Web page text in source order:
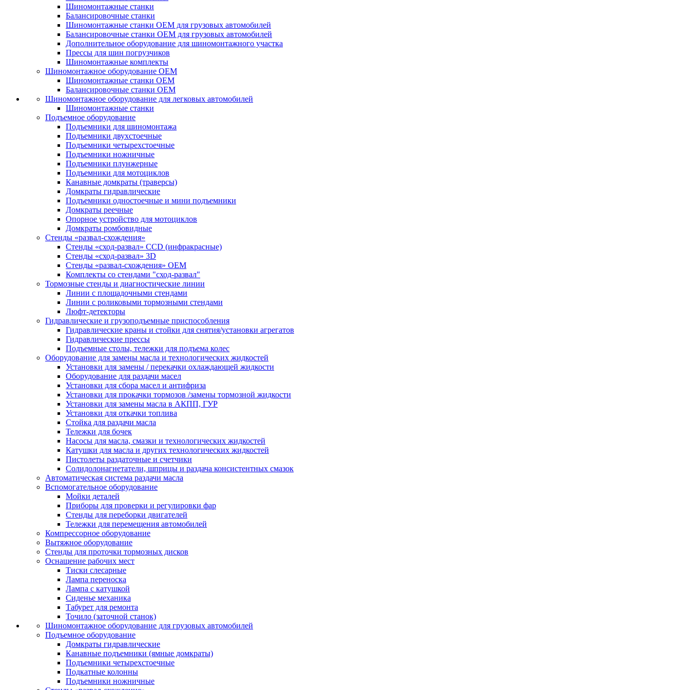
Шиномонтажные станки
Балансировочные станки
Шиномонтажные станки ОЕМ для грузовых автомобилей
Балансировочные станки ОЕМ для грузовых автомобилей
Дополнительное оборудование для шиномонтажного участка
Прессы для шин погрузчиков
Шиномонтажные комплекты
Шиномонтажное оборудование ОЕМ
Шиномонтажные станки ОЕМ
Балансировочные станки ОЕМ
Шиномонтажное оборудование для легковых автомобилей
Шиномонтажные станки
Подъемное оборудование
Подъемники для шиномонтажа
Подъемники двухстоечные
Подъемники четырехстоечные
Подъемники ножничные
Подъемники плунжерные
Подъемники для мотоциклов
Канавные домкраты (траверсы)
Домкраты гидравлические
Подъемники одностоечные и мини подъемники
Домкраты реечные
Опорное устройство для мотоциклов
Домкраты ромбовидные
Стенды «развал-схождения»
Стенды «сход-развал» CCD (инфракрасные)
Стенды «сход-развал» 3D
Стенды «развал-схождения» ОЕМ
Комплекты со стендами "сход-развал"
Тормозные стенды и диагностические линии
Линии с площадочными стендами
Линии с роликовыми тормозными стендами
Люфт-детекторы
Гидравлические и грузоподъемные приспособления
Гидравлические краны и стойки для снятия/установки агрегатов
Гидравлические прессы
Подъемные столы, тележки для подъема колес
Оборудование для замены масла и технологических жидкостей
Установки для замены / перекачки охлаждающей жидкости
Оборудование для раздачи масел
Установки для сбора масел и антифриза
Установки для прокачки тормозов /замены тормозной жидкости
Установки для замены масла в АКПП, ГУР
Установки для откачки топлива
Стойка для раздачи масла
Тележки для бочек
Насосы для масла, смазки и технологических жидкостей
Катушки для масла и других технологических жидкостей
Пистолеты раздаточные и счетчики
Солидолонагнетатели, шприцы и раздача консистентных смазок
Автоматическая система раздачи масла
Вспомогательное оборудование
Мойки деталей
Приборы для проверки и регулировки фар
Стенды для переборки двигателей
Тележки для перемещения автомобилей
Компрессорное оборудование
Вытяжное оборудование
Стенды для проточки тормозных дисков
Оснащение рабочих мест
Тиски слесарные
Лампа переноска
Лампа с катушкой
Сиденье механика
Табурет для ремонта
Точило (заточной станок)
Шиномонтажное оборудование для грузовых автомобилей
Подъемное оборудование
Домкраты гидравлические
Канавные подъемники (ямные домкраты)
Подъемники четырехстоечные
Подкатные колонны
Подъемники ножничные